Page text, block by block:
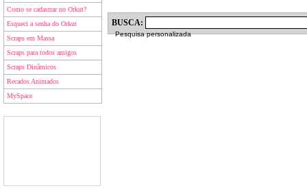
Como se cadastrar no Orkut?
Esqueci a senha do Orkut
Scraps em Massa
Scraps para todos amigos
Scraps Dinâmicos
Recados Animados
MySpace
BUSCA:
Pesquisa personalizada